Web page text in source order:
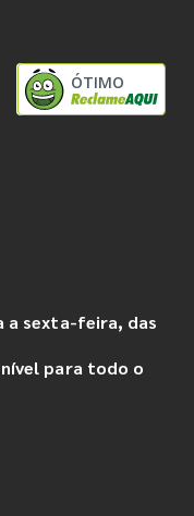
ÓTIMO
a sexta-feira, das
para todo o